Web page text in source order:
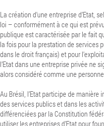
La création d’une entreprise d’Etat,
loi – conformément à ce qui est
publique est caractérisée par le fait
la fois pour la prestation de services
dans le droit français) et pour
l’Etat dans une entreprise privée ne
alors considéré comme une
Au Brésil, l’Etat participe de
des services publics et dans les
différenciées par la Constitution
utiliser les entreprises d’Etat pour